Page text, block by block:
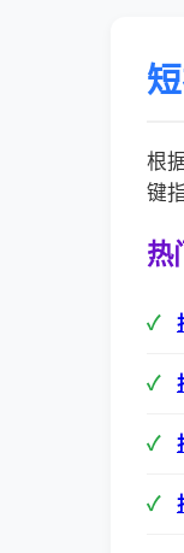
根
键
热